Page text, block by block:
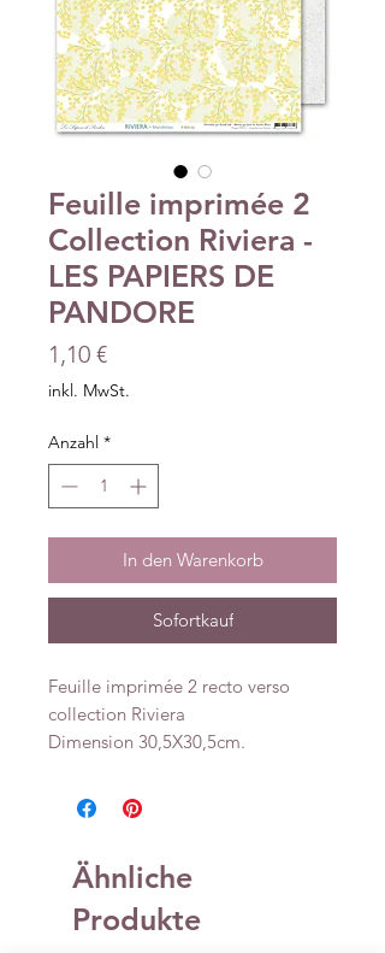
Feuille imprimée 2
Collection Riviera -
LES PAPIERS DE
PANDORE
1,10 €Preis
inkl. MwSt.
Anzahl *
In den Warenkorb
Sofortkauf
Feuille imprimée 2 recto verso
collection Riviera
Dimension 30,5X30,5cm.
Ähnliche
Produkte